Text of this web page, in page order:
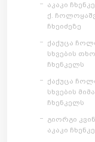
აკაკი
ქ.
ჩხეიძეზე
ქაქუცა
სხვების
ჩხენკელს
ქაქუცა
სხვების
ჩხენკელს
გიორგი
აკაკი